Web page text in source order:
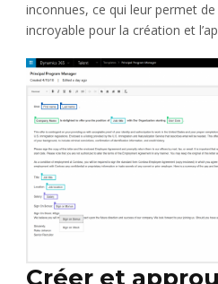
inconnues, ce qui leur permet
incroyable pour la création et
Créer et